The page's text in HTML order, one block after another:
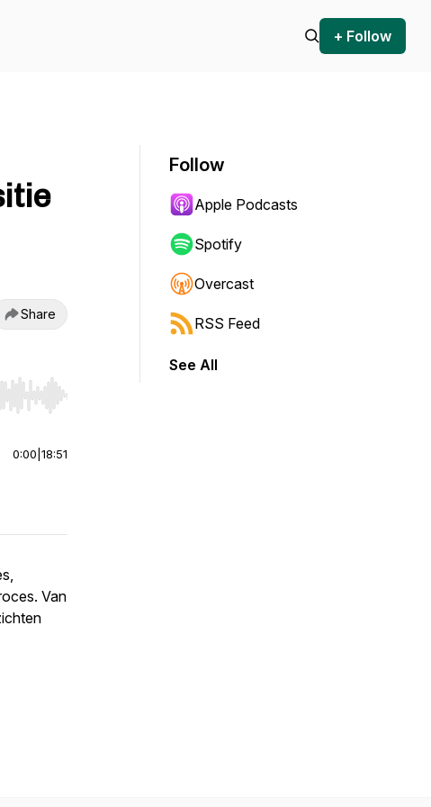
+ Follow
Share
or end. Hold shift to jump forward or backward.
0:00 18:51
Van
Follow
Apple Podcasts
Spotify
Overcast
RSS Feed
See All